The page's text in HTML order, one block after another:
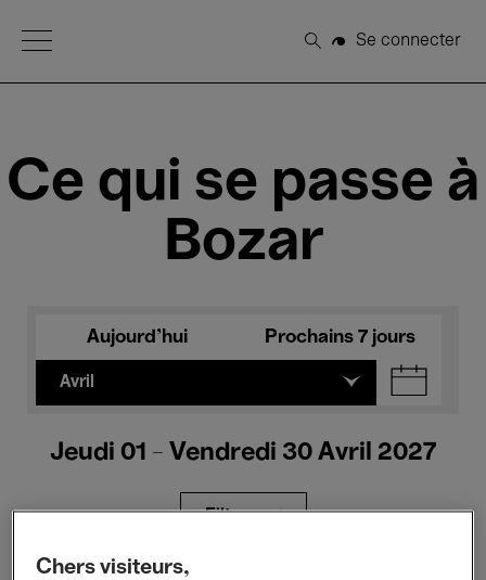
Open Menu
Rechercher
Se connecter
Ce qui se passe à
Bozar
Aujourd'hui Prochains 7 jours
Avril
Jeudi 01 - Vendredi 30 Avril 2027
Filtres
Chers visiteurs,